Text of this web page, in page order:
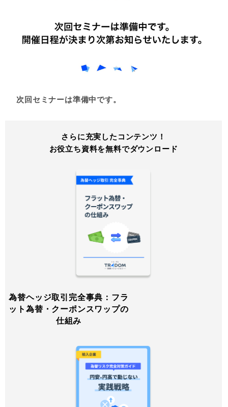
次回セミナーは準備中です。
さらに充実したコンテンツ！
お役立ち資料を無料でダウンロード
為替ヘッジ取引完全事典：フラ
ット為替・クーポンスワップの
仕組み